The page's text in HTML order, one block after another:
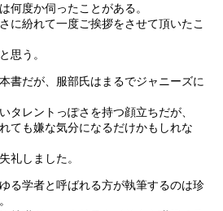
何度か伺ったことがある。
に紛れて一度ご挨拶をさせて頂いたこ
思う。
書だが、服部氏はまるでジャニーズに
タレントっぽさを持つ顔立ちだが、
ても嫌な気分になるだけかもしれな
礼しました。
る学者と呼ばれる方が執筆するのは珍